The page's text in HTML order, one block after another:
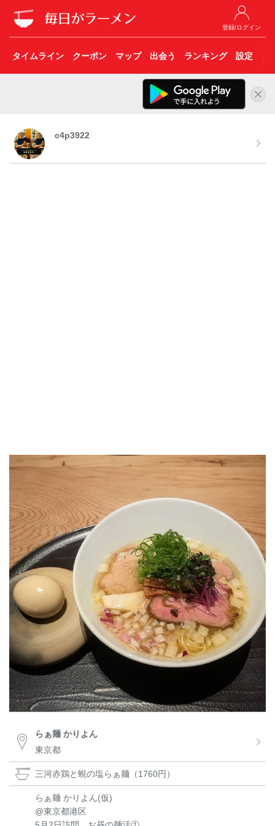
登録/ログイン
タイムライン クーポン マップ 出会う ランキング 設定 こ
c4p3922
らぁ麺 かりよん
東京都
三河赤鶏と蜆の塩らぁ麺（1760円）
らぁ麺 かりよん(仮)
@東京都港区